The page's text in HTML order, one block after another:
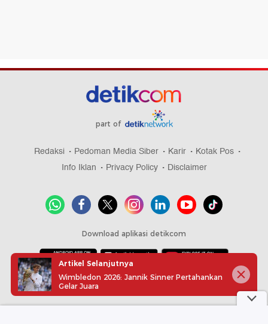
part of
Redaksi Pedoman Media Siber Karir
Kotak Pos
Info Iklan
Privacy Policy Disclaimer
Download aplikasi detikcom
Copyright @ 2026 detikcom, All right reserved
Artikel Selanjutnya
Wimbledon 2026: Jannik Sinner Pertahankan
Gelar Juara